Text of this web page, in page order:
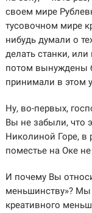
своем мире
тусовочном мире
нибудь думали о
делать станки,
потом вынуждены
принимали в этом
Ну, во-первых,
Вы не забыли, что
Николиной Горе, в
поместье на Оке не
И почему Вы
меньшинству»? Мы
креативного